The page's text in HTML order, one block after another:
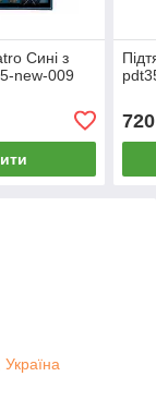
Сині з
new-009
720